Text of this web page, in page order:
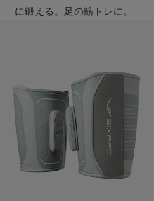
に鍛える。足の筋トレに。